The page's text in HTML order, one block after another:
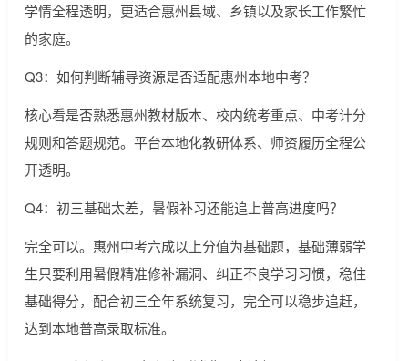
学情全程透明，更适合惠州县域、乡镇以及家长工作繁忙
的家庭。
Q3：如何判断辅导资源是否适配惠州本地中考？
核心看是否熟悉惠州教材版本、校内统考重点、中考计分
规则和答题规范。平台本地化教研体系、师资履历全程公
开透明。
Q4：初三基础太差，暑假补习还能追上普高进度吗？
完全可以。惠州中考六成以上分值为基础题，基础薄弱学
生只要利用暑假精准修补漏洞、纠正不良学习习惯，稳住
基础得分，配合初三全年系统复习，完全可以稳步追赶，
达到本地普高录取标准。